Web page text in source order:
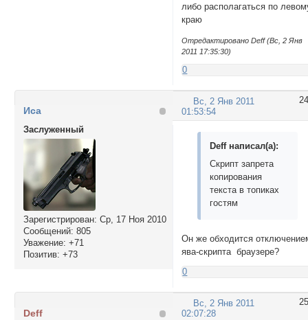
либо располагаться по
краю
Отредактировано Deff (Вс, 2 Янв
2011 17:35:30)
0
24
Вс, 2 Янв 2011
01:53:54
Иса
Заслуженный
Зарегистрирован: Ср, 17 Ноя 2010
Сообщений: 805
Уважение: +71
Позитив: +73
Deff написал(а):
Скрипт запрета
копирования
текста в топиках
гостям
Он же обходится
ява-скрипта браузере?
0
25
Вс, 2 Янв 2011
02:07:28
Deff